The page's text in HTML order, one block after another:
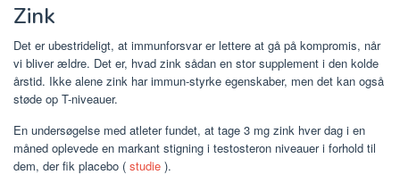
Zink
Det er ubestrideligt, at immunforsvar er lettere at gå på kompromis, når
vi bliver ældre. Det er, hvad zink sådan en stor supplement i den kolde
årstid. Ikke alene zink har immun-styrke egenskaber, men det kan også
støde op T-niveauer.
En undersøgelse med atleter fundet, at tage 3 mg zink hver dag i en
måned oplevede en markant stigning i testosteron niveauer i forhold til
dem, der fik placebo ( studie ).